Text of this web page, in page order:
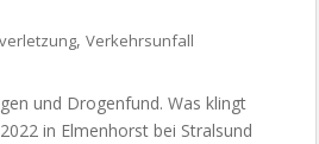
, Verkehrsunfall
und Drogenfund. Was klingt
in Elmenhorst bei Stralsund